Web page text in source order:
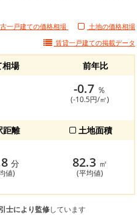
一戸建ての価格相場
土地の価格相場
賃貸一戸建ての掲載データ
相場 前年比
-0.7 ％
(-10.5円/㎡)
距離 土地面積
分
値)
82.3 ㎡
(平均値)
士により監修しています